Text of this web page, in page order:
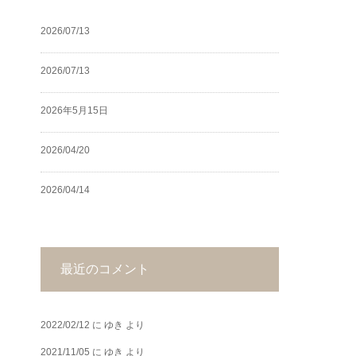
2026/07/13
2026/07/13
2026年5月15日
2026/04/20
2026/04/14
最近のコメント
2022/02/12 に ゆき より
2021/11/05 に ゆき より